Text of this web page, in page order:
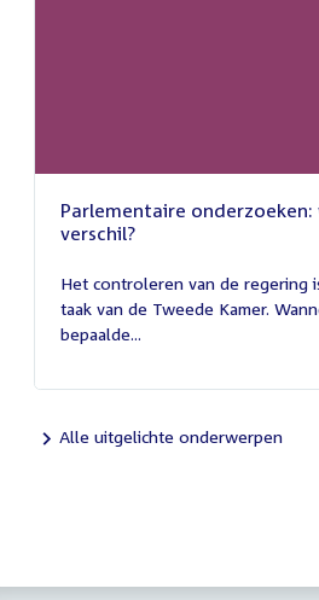
Parlementaire
verschil?
juli
2026
Het controleren van de regering
taak van de Tweede Kamer.
bepaalde...
Alle uitgelichte onderwerpen